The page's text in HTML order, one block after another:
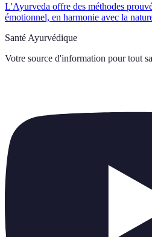
L'Ayurveda offre des méthodes
émotionnel, en harmonie avec la
Santé Ayurvédique
Votre source d'information pour tout